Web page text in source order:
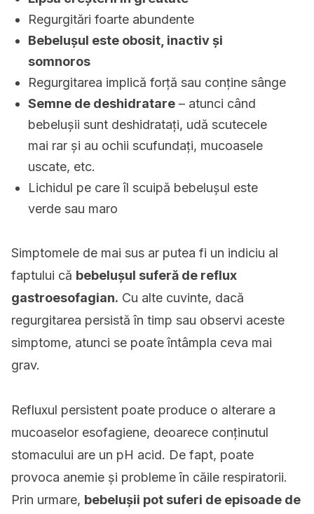
Regurgitări foarte abundente
Bebelușul este obosit, inactiv și
somnoros
Regurgitarea implică forță sau conține sânge
Semne de deshidratare – atunci când
bebelușii sunt deshidratați, udă scutecele
mai rar și au ochii scufundați, mucoasele
uscate, etc.
Lichidul pe care îl scuipă bebelușul este
verde sau maro
Simptomele de mai sus ar putea fi un indiciu al
faptului că bebelușul suferă de reflux
gastroesofagian. Cu alte cuvinte, dacă
regurgitarea persistă în timp sau observi aceste
simptome, atunci se poate întâmpla ceva mai
grav.
Refluxul persistent poate produce o alterare a
mucoaselor esofagiene, deoarece conținutul
stomacului are un pH acid. De fapt, poate
provoca anemie și probleme în căile respiratorii.
Prin urmare, bebelușii pot suferi de episoade de